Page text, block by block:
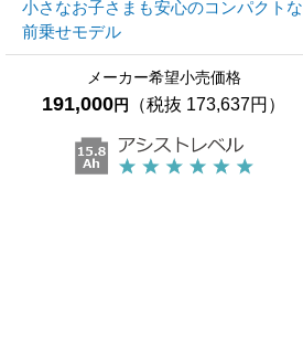
小さなお子さまも安心のコンパクトな
前乗せモデル
メーカー希望小売価格
191,000円 （税抜 173,637円）